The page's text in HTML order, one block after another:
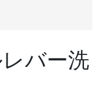
バー洗